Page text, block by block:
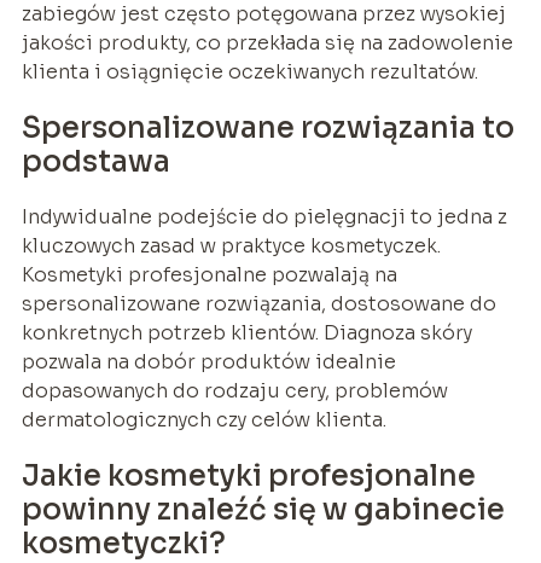
zabiegów jest często potęgowana przez wysokiej
jakości produkty, co przekłada się na zadowolenie
klienta i osiągnięcie oczekiwanych rezultatów.
Spersonalizowane rozwiązania to
podstawa
Indywidualne podejście do pielęgnacji to jedna z
kluczowych zasad w praktyce kosmetyczek.
Kosmetyki profesjonalne pozwalają na
spersonalizowane rozwiązania, dostosowane do
konkretnych potrzeb klientów. Diagnoza skóry
pozwala na dobór produktów idealnie
dopasowanych do rodzaju cery, problemów
dermatologicznych czy celów klienta.
Jakie kosmetyki profesjonalne
powinny znaleźć się w gabinecie
kosmetyczki?